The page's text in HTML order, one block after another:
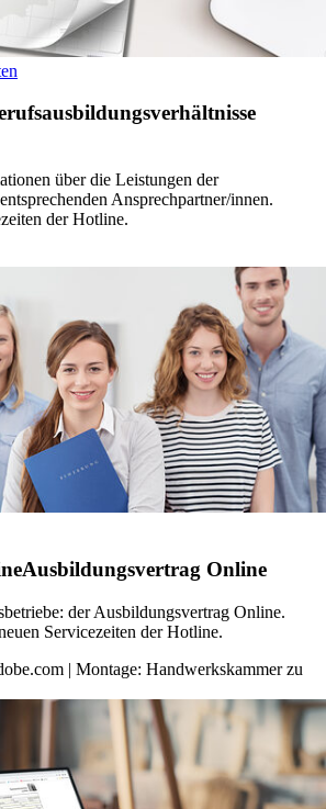
über die Leistungen der
Ansprechpartner/innen.
der Hotline.
Ausbildungsvertrag Online
der Ausbildungsvertrag Online.
Servicezeiten der Hotline.
| Montage: Handwerkskammer zu